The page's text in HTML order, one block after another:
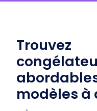
modèles à